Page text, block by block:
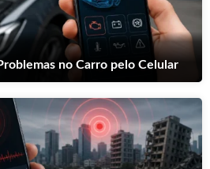
no Carro pelo Celular